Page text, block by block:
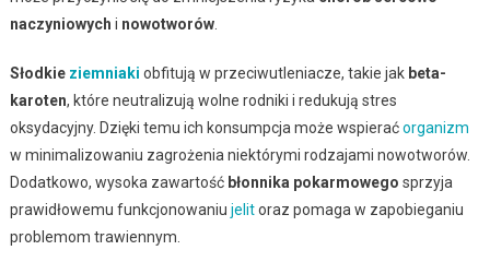
naczyniowych i nowotworów.
Słodkie ziemniaki obfitują w przeciwutleniacze, takie jak beta-
karoten, które neutralizują wolne rodniki i redukują stres
oksydacyjny. Dzięki temu ich konsumpcja może wspieraćorganizm
w minimalizowaniu zagrożenia niektórymi rodzajami nowotworów.
Dodatkowo, wysoka zawartość błonnika pokarmowego sprzyja
prawidłowemu funkcjonowaniu jelitoraz pomaga w zapobieganiu
problemom trawiennym.